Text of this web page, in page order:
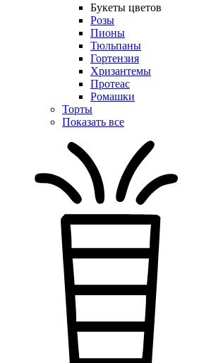
Букеты цветов
Розы
Пионы
Тюльпаны
Гортензия
Хризантемы
Протеас
Ромашки
Торты
Показать все